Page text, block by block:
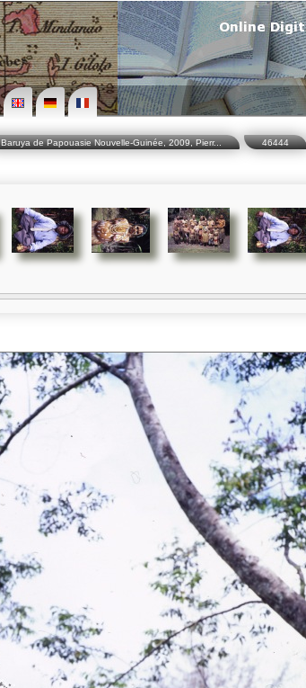
Baruya de Papouasie Nouvelle-Guinée, 2009, Pierr... 46444